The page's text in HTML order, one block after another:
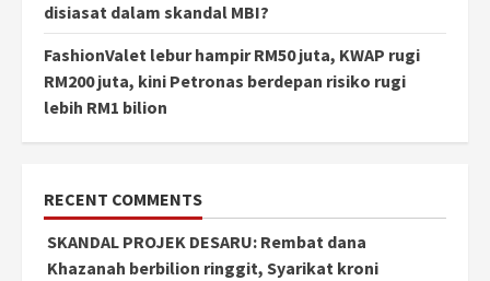
disiasat dalam skandal MBI?
FashionValet lebur hampir RM50 juta, KWAP rugi
RM200 juta, kini Petronas berdepan risiko rugi
lebih RM1 bilion
RECENT COMMENTS
SKANDAL PROJEK DESARU: Rembat dana
Khazanah berbilion ringgit, Syarikat kroni